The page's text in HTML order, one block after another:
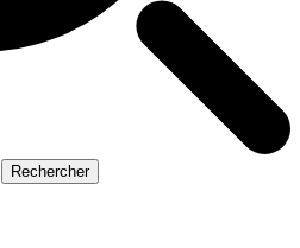
Rechercher